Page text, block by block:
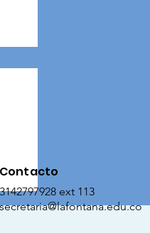
Contacto
3142797928 ext 113
secretaria@lafontana.edu.co